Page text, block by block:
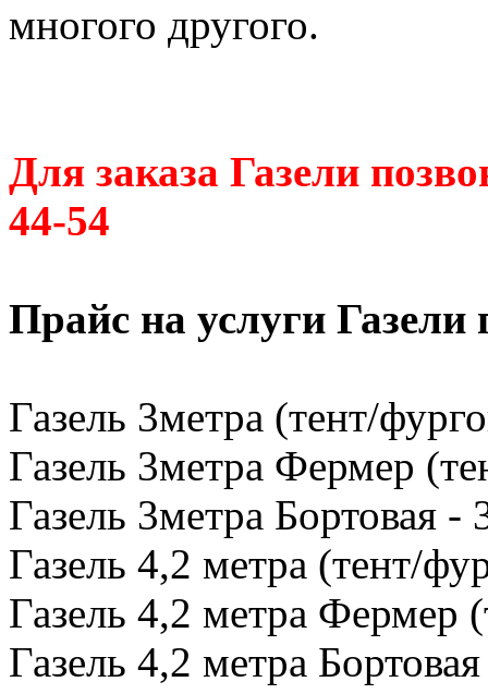
многого другого.
Для заказа Газели
44-54
Прайс на услуги
Газель 3метра (тент/
Газель 3метра Фермер
Газель 3метра Бортовая -
Газель 4,2 метра (тент/
Газель 4,2 метра Фермер
Газель 4,2 метра